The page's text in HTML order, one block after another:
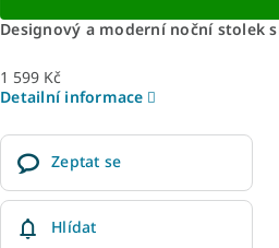
Designový a moderní noční stolek
1 599 Kč
Detailní informace
Zeptat se
Hlídat